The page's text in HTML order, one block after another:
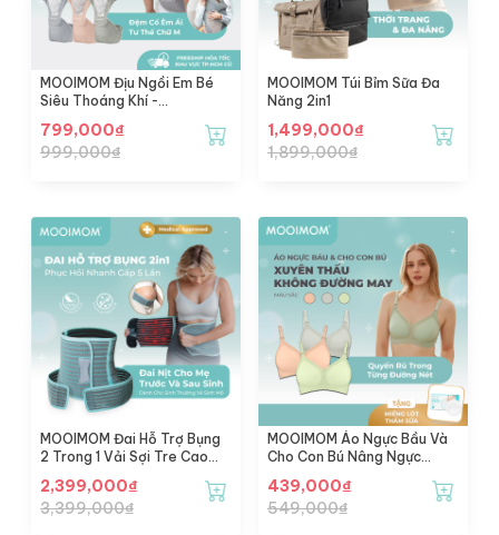
MOOIMOM Địu Ngồi Em Bé
Siêu Thoáng Khí -
799,000₫
999,000₫
MOOIMOM Túi Bỉm Sữa Đa
Năng 2in1
1,499,000₫
1,899,000₫
MOOIMOM Đai Hỗ Trợ Bụng
2 Trong 1 Vải Sợi Tre Cao
2,399,000₫
3,399,000₫
MOOIMOM Áo Ngực Bầu Và
Cho Con Bú Nâng Ngực
439,000₫
549,000₫